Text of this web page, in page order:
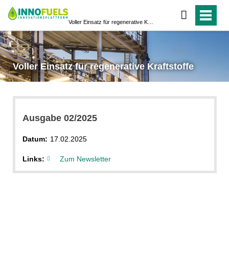
Voller Einsatz für regenerative Kraftstoffe
Ausgabe 02/2025
Datum: 17.02.2025
Links: Zum Newsletter